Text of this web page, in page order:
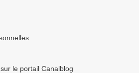
le portail Canalblog